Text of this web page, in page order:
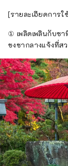
[รายละเอียดการใ
① เพลิดเพลินกับช
ชงชากลางแจ้งที่ส